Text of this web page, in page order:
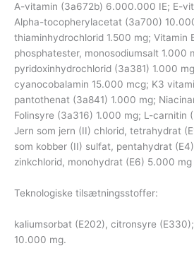
A-vitamin (3a672b) 6.000.000 IE; E-
Alpha-tocopherylacetat (3a700)
thiaminhydrochlorid 1.500 mg; Vitamin
phosphatester, monosodiumsalt 1.000
pyridoxinhydrochlorid (3a381) 1.000
cyanocobalamin 15.000 mcg; K3
pantothenat (3a841) 1.000 mg;
Folinsyre (3a316) 1.000 mg; L-carnitin
Jern som jern (II) chlorid, tetrahydrat
som kobber (II) sulfat, pentahydrat
zinkchlorid, monohydrat (E6) 5.000 mg
Teknologiske tilsætningsstoffer:
kaliumsorbat (E202), citronsyre
10.000 mg.